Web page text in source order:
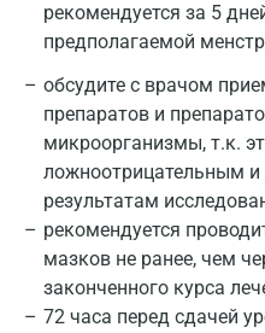
рекомендуется за 5
предполагаемой
обсудите с врачом
препаратов и
микроорганизмы, т.к.
ложноотрицательным
результатам
рекомендуется
мазков не ранее, чем
законченного курса
72 часа перед сдачей